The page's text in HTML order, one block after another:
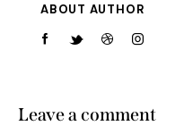
ABOUT AUTHOR
Leave a comment